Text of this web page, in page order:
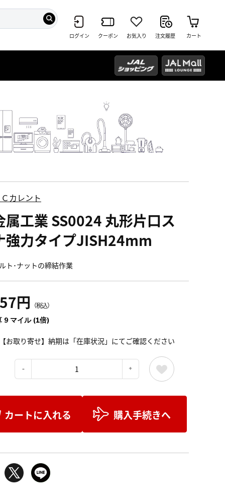
ログイン クーポン お気入り 注文履歴 カート
カレント
属工業 SS0024 丸形片口ス
強力タイプJISH24mm
ト･ナットの締結作業
円 （税込）
9 マイル (1倍)
お取り寄せ】納期は「在庫状況」にてご確認ください
カートに入れる 購入手続きへ